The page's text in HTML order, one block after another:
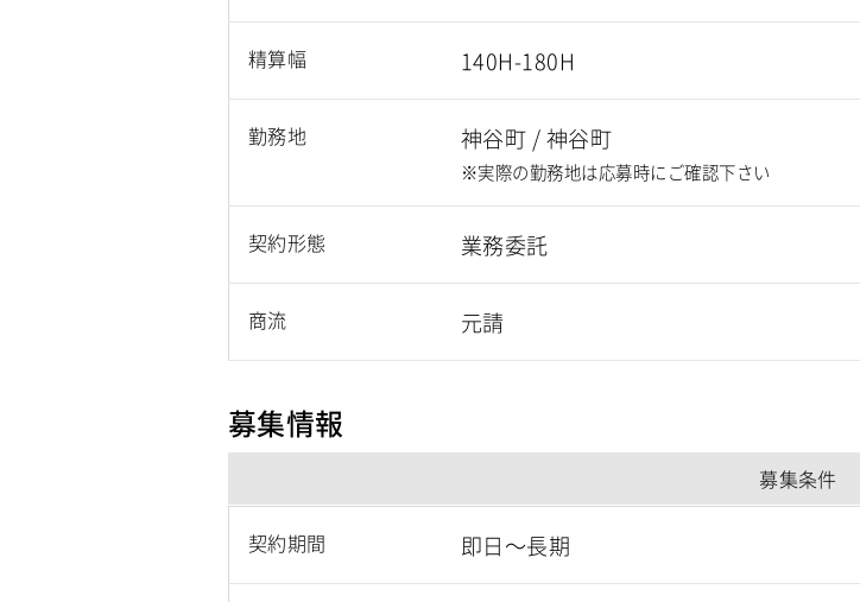
精算幅 140H-180H
勤務地 神谷町 /神谷町
※実際の勤務地は応募時にご確認下さい
契約形態 業務委託
商流 元請
募集情報
募集条件
契約期間 即日～長期